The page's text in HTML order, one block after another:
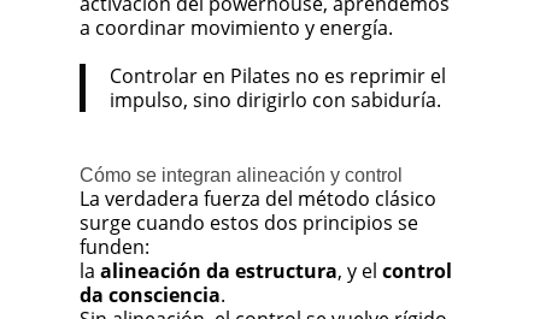
a coordinar movimiento y energía.
Controlar en Pilates no es reprimir el
impulso, sino dirigirlo con sabiduría.
Cómo se integran alineación y control
La verdadera fuerza del método clásico
surge cuando estos dos principios se
funden:
laalineación da estructura, y elcontrol
da consciencia.